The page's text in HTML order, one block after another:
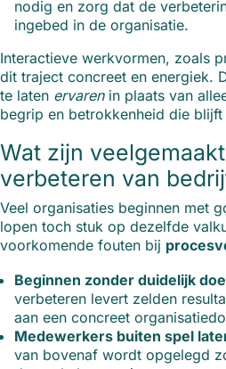
nodig en zorg dat de
ingebed in de organisatie.
Interactieve werkvormen, zoals
dit traject concreet en energiek.
te laten ervarenin plaats van
begrip en betrokkenheid die blijft
Wat zijn
verbeteren van
Veel organisaties beginnen met
lopen toch stuk op dezelfde
voorkomende fouten bij
Beginnen zonder duidelijk
verbeteren levert zelden
aan een concreet
Medewerkers buiten spel
van bovenaf wordt opgelegd